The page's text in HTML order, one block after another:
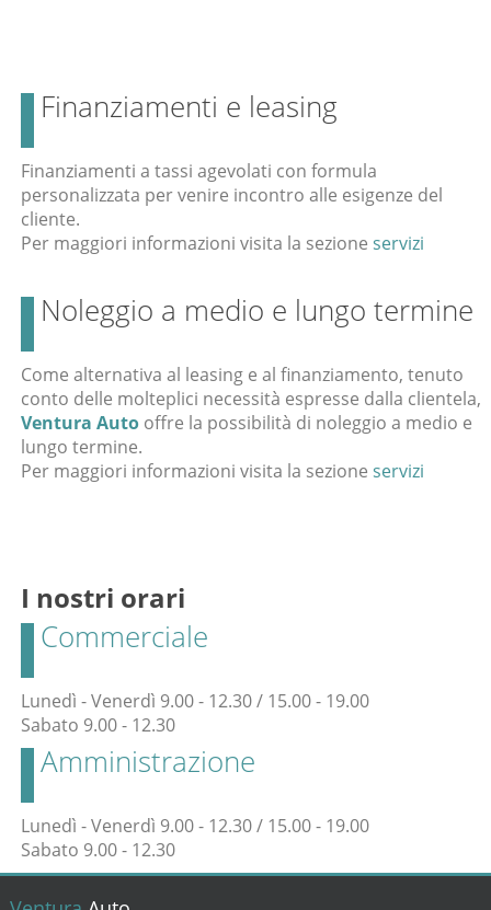
Finanziamenti e leasing
Finanziamenti a tassi agevolati con formula
personalizzata per venire incontro alle esigenze del
cliente.
Per maggiori informazioni visita la sezione servizi
Noleggio a medio e lungo termine
Come alternativa al leasing e al finanziamento, tenuto
conto delle molteplici necessità espresse dalla clientela,
Ventura Autooffre la possibilità di noleggio a medio e
lungo termine.
Per maggiori informazioni visita la sezione servizi
I nostri orari
Commerciale
Lunedì - Venerdì 9.00 - 12.30 / 15.00 - 19.00
Sabato 9.00 - 12.30
Amministrazione
Lunedì - Venerdì 9.00 - 12.30 / 15.00 - 19.00
Sabato 9.00 - 12.30